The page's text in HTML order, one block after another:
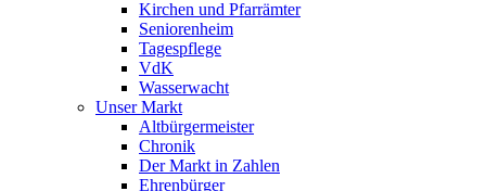
Kirchen und Pfarrämter
Seniorenheim
Tagespflege
VdK
Wasserwacht
Unser Markt
Altbürgermeister
Chronik
Der Markt in Zahlen
Ehrenbürger